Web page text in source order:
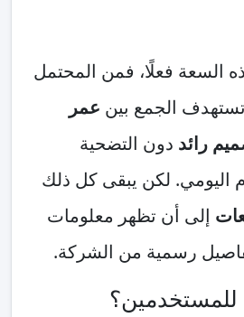
السعة فعلًا، فمن المحتمل
الجمع بين عمر
رائد دون التضحية
اليومي. لكن يبقى كل ذلك
إلى أن تظهر معلومات
رسمية من الشركة.
للمستخدمين؟